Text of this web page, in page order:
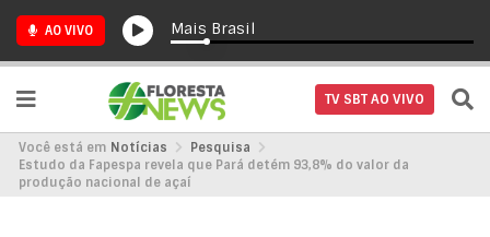
AO VIVO Mais Brasil
TV SBT AO VIVO
Você está em Notícias
Pesquisa
Estudo da Fapespa revela que Pará detém 93,8% do valor da
produção nacional de açaí